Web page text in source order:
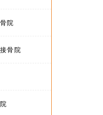
院
骨院